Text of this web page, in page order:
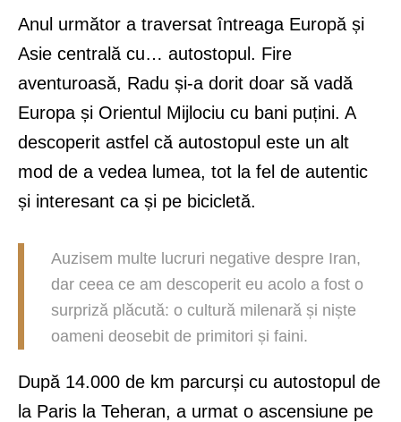
Anul următor a traversat întreaga Europă și
Asie centrală cu… autostopul. Fire
aventuroasă, Radu și-a dorit doar să vadă
Europa și Orientul Mijlociu cu bani puțini. A
descoperit astfel că autostopul este un alt
mod de a vedea lumea, tot la fel de autentic
și interesant ca și pe bicicletă.
Auzisem multe lucruri negative despre Iran,
dar ceea ce am descoperit eu acolo a fost o
surpriză plăcută: o cultură milenară și niște
oameni deosebit de primitori și faini.
După 14.000 de km parcurși cu autostopul de
la Paris la Teheran, a urmat o ascensiune pe